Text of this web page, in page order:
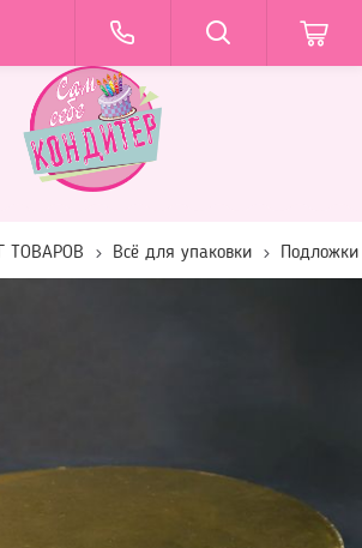
ТОВАРОВ Всё для упаковки Подложки